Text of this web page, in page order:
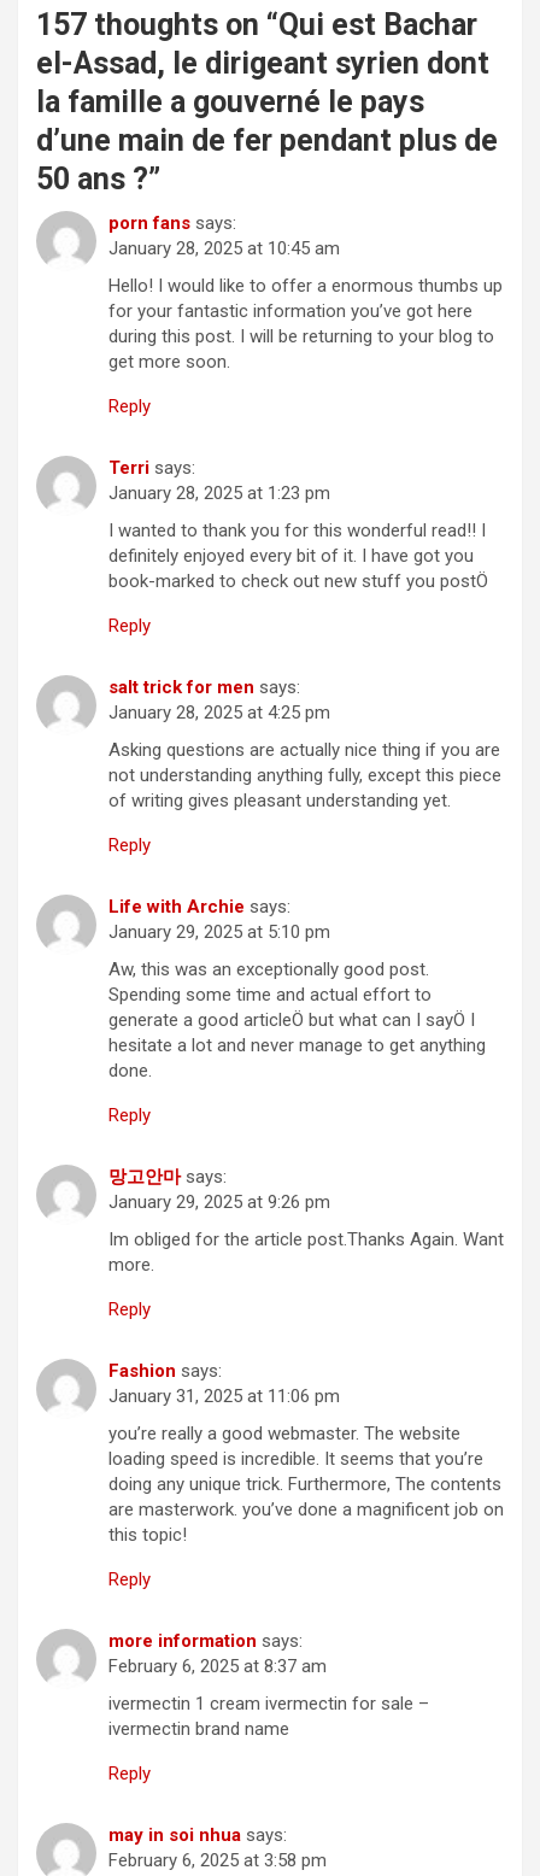
157 thoughts on “Qui est Bachar
el-Assad, le dirigeant syrien dont
la famille a gouverné le pays
d’une main de fer pendant plus de
50 ans ?”
porn fans says:
January 28, 2025 at 10:45 am
Hello! I would like to offer a enormous thumbs up
for your fantastic information you’ve got here
during this post. I will be returning to your blog to
get more soon.
Reply
Terri says:
January 28, 2025 at 1:23 pm
I wanted to thank you for this wonderful read!! I
definitely enjoyed every bit of it. I have got you
book-marked to check out new stuff you postÖ
Reply
salt trick for men says:
January 28, 2025 at 4:25 pm
Asking questions are actually nice thing if you are
not understanding anything fully, except this piece
of writing gives pleasant understanding yet.
Reply
Life with Archie says:
January 29, 2025 at 5:10 pm
Aw, this was an exceptionally good post.
Spending some time and actual effort to
generate a good articleÖ but what can I sayÖ I
hesitate a lot and never manage to get anything
done.
Reply
망고안마 says:
January 29, 2025 at 9:26 pm
Im obliged for the article post.Thanks Again. Want
more.
Reply
Fashion says:
January 31, 2025 at 11:06 pm
you’re really a good webmaster. The website
loading speed is incredible. It seems that you’re
doing any unique trick. Furthermore, The contents
are masterwork. you’ve done a magnificent job on
this topic!
Reply
more information says:
February 6, 2025 at 8:37 am
ivermectin 1 cream ivermectin for sale –
ivermectin brand name
Reply
may in soi nhua says:
February 6, 2025 at 3:58 pm